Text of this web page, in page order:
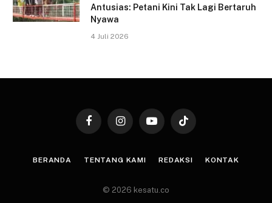
Antusias: Petani Kini Tak Lagi Bertaruh
Nyawa
4 Juli 2026
FacebookInstagramYouTubeTikTok
BERANDA TENTANG KAMI REDAKSI KONTAK
© 2026 kesatu.co